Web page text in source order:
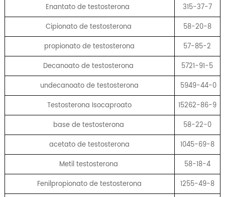
Enantato de testosterona
315-37-7
Cipionato de testosterona
58-20-8
propionato de testosterona
57-85-2
Decanoato de testosterona
5721-91-5
undecanoato de testosterona
5949-44-0
Testosterona Isocaproato
15262-86-9
base de testosterona
58-22-0
acetato de testosterona
1045-69-8
Metil testosterona
58-18-4
Fenilpropionato de testosterona
1255-49-8